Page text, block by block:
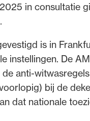
in consultatie
is in
instellingen. De
bij de
dat nationale